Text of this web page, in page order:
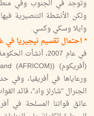
وتوجد في الجنوب وفي
ولكن الأنشطة التنصيرية
وايلا وسكي وكسي.
* احتمال تقسيم نيجيريا في غضون
في عام 2007،
ورعاياها في أفريقيا،
الجنرال "شارلز واد"، قائد
عاتق قواتنا المسلحة في